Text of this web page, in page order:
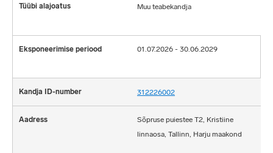
Muu teabekandja
01.07.2026 - 30.06.2029
312226002
Sõpruse puiestee T2, Kristiine
linnaosa, Tallinn, Harju maakond